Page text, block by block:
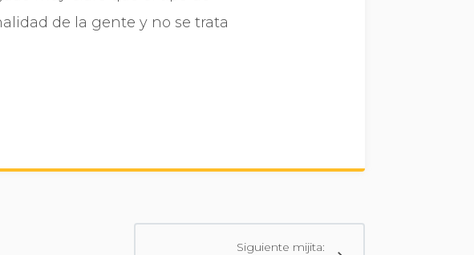
de la gente y no se trata
Siguiente mijita: